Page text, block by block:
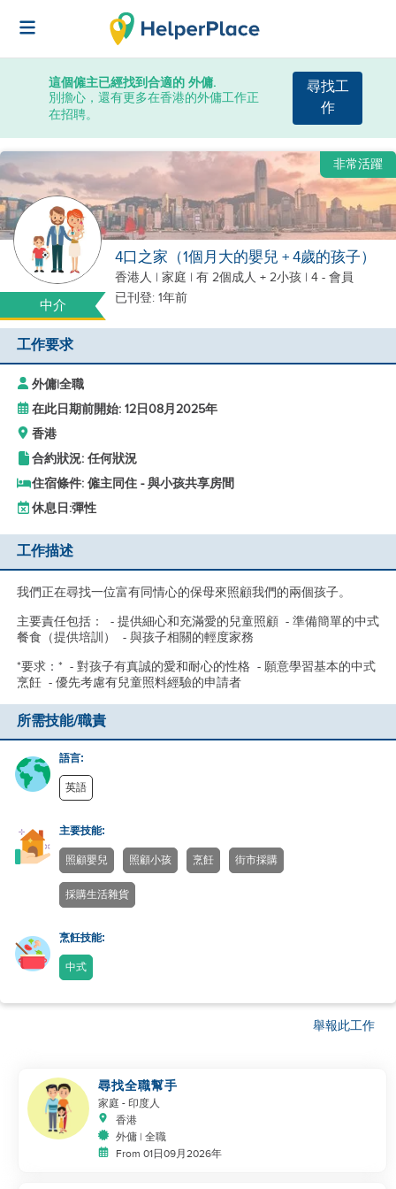
這個僱主已經找到合適的 外傭.
別擔心，還有更多在香港的外傭工作正
在招聘。
尋找工
作
中介
非常活躍
4口之家（1個月大的嬰兒 + 4歲的孩子）
香港人 | 家庭 | 有 2個成人 + 2小孩 | 4 - 會員
已刊登: 1年前
工作要求
外傭|全職
在此日期前開始: 12日08月2025年
香港
合約狀況: 任何狀況
住宿條件: 僱主同住 - 與小孩共享房間
休息日:彈性
工作描述
我們正在尋找一位富有同情心的保母來照顧我們的兩個孩子。
主要責任包括： - 提供細心和充滿愛的兒童照顧 - 準備簡單的中式
餐食（提供培訓） - 與孩子相關的輕度家務
*要求：* - 對孩子有真誠的愛和耐心的性格 - 願意學習基本的中式
烹飪 - 優先考慮有兒童照料經驗的申請者
所需技能/職責
語言:
英語
主要技能:
照顧嬰兒 照顧小孩 烹飪 街市採購
採購生活雜貨
烹飪技能:
中式
舉報此工作
尋找全職幫手
家庭 - 印度人
香港
外傭 | 全職
From 01日09月2026年